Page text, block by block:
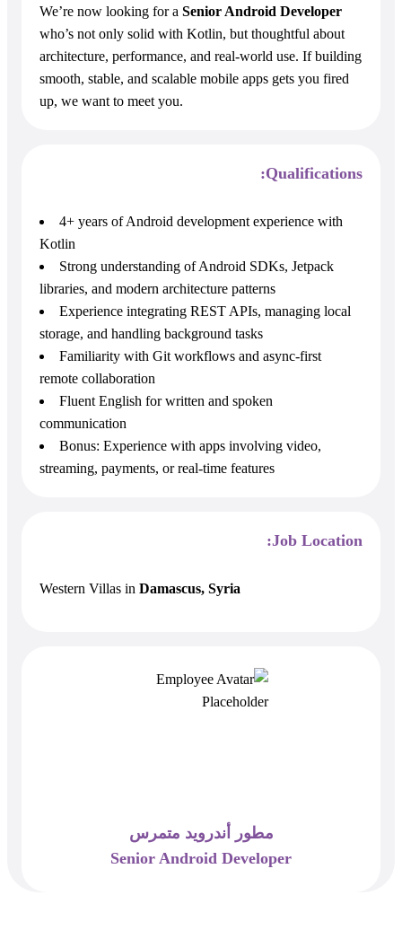
We’re now looking for a Senior Android Developer
who’s not only solid with Kotlin, but thoughtful about
architecture, performance, and real-world use. If building
smooth, stable, and scalable mobile apps gets you fired
up, we want to meet you.
Qualifications:
4+ years of Android development experience with
Kotlin
Strong understanding of Android SDKs, Jetpack
libraries, and modern architecture patterns
Experience integrating REST APIs, managing local
storage, and handling background tasks
Familiarity with Git workflows and async-first
remote collaboration
Fluent English for written and spoken
communication
Bonus: Experience with apps involving video,
streaming, payments, or real-time features
Job Location:
Western Villas in Damascus, Syria
مطور أندرويد متمرس
Senior Android Developer